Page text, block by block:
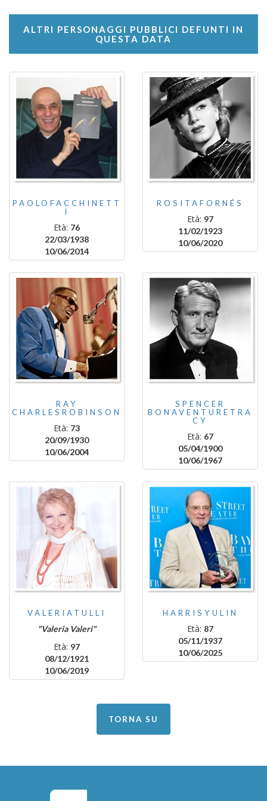
ALTRI PERSONAGGI PUBBLICI DEFUNTI IN
QUESTA DATA
PAOLOFACCHINETT
I
Età: 76
22/03/1938
10/06/2014
ROSITAFORNÉS
Età: 97
11/02/1923
10/06/2020
RAY
CHARLESROBINSON
Età: 73
20/09/1930
10/06/2004
SPENCER
BONAVENTURETRA
CY
Età: 67
05/04/1900
10/06/1967
VALERIATULLI
"Valeria Valeri"
Età: 97
08/12/1921
10/06/2019
HARRISYULIN
Età: 87
05/11/1937
10/06/2025
TORNA SU